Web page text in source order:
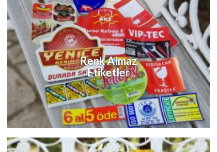
Renk Almaz
Etiketler